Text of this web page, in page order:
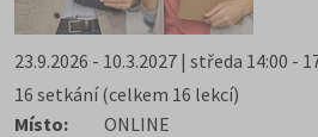
23.9.2026 - 10.3.2027 | středa 14:00 -
16 setkání (celkem 16 lekcí)
Místo:
ONLINE